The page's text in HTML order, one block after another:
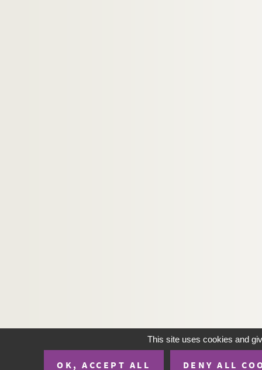
This site uses cookies and
OK, ACCEPT ALL DENY ALL